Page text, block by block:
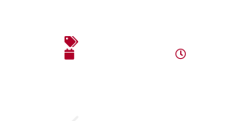
EDITAL DE